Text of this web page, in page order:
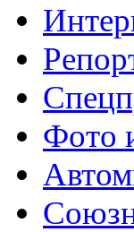
Фото